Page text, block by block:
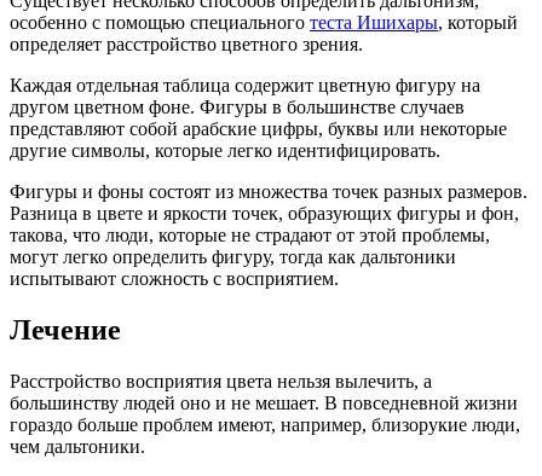
особенно с помощью специального теста Ишихары, который
определяет расстройство цветного зрения.
Каждая отдельная таблица содержит цветную фигуру на
другом цветном фоне. Фигуры в большинстве случаев
представляют собой арабские цифры, буквы или некоторые
другие символы, которые легко идентифицировать.
Фигуры и фоны состоят из множества точек разных размеров.
Разница в цвете и яркости точек, образующих фигуры и фон,
такова, что люди, которые не страдают от этой проблемы,
могут легко определить фигуру, тогда как дальтоники
испытывают сложность с восприятием.
Лечение
Расстройство восприятия цвета нельзя вылечить, а
большинству людей оно и не мешает. В повседневной жизни
гораздо больше проблем имеют, например, близорукие люди,
чем дальтоники.